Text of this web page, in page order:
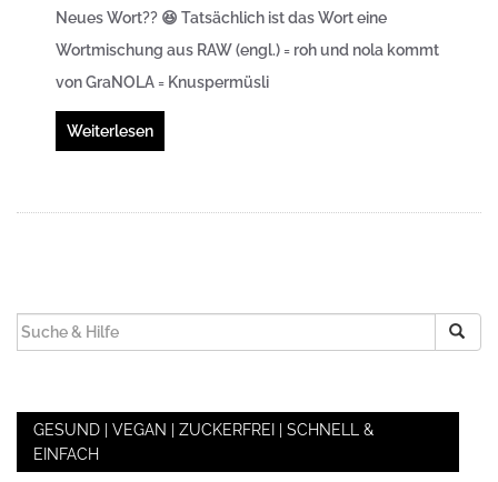
Neues Wort?? 😆 Tatsächlich ist das Wort eine
Wortmischung aus RAW (engl.) = roh und nola kommt
von GraNOLA = Knuspermüsli
Weiterlesen
SUCHEN
NACH:
GESUND | VEGAN | ZUCKERFREI | SCHNELL &
EINFACH